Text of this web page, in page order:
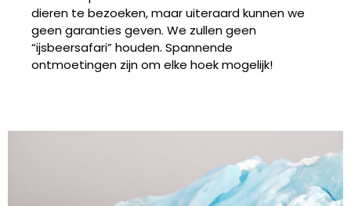
dieren te bezoeken, maar uiteraard kunnen we
geen garanties geven. We zullen geen
“ijsbeersafari” houden. Spannende
ontmoetingen zijn om elke hoek mogelijk!